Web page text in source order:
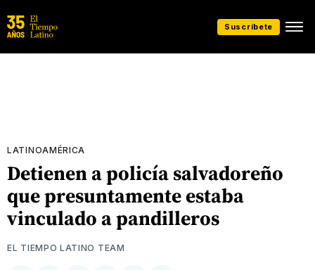
Suscríbete
LATINOAMÉRICA
Detienen a policía salvadoreño
que presuntamente estaba
vinculado a pandilleros
EL TIEMPO LATINO TEAM